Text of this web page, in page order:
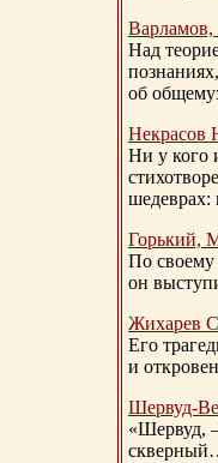
Варламов,
Над
об
Некрасов
Ни у кого
шедеврах:
Горький,
По своему
он
Жихарев
Его
и
Шервуд-
«Шервуд,